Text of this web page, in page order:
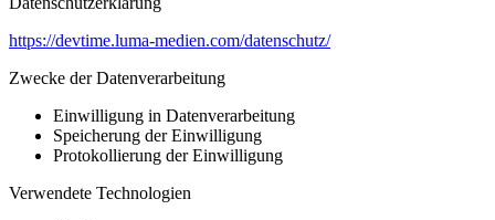
https://devtime.luma-medien.com/datenschutz/
Zwecke der Datenverarbeitung
Einwilligung in Datenverarbeitung
Speicherung der Einwilligung
Protokollierung der Einwilligung
Verwendete Technologien